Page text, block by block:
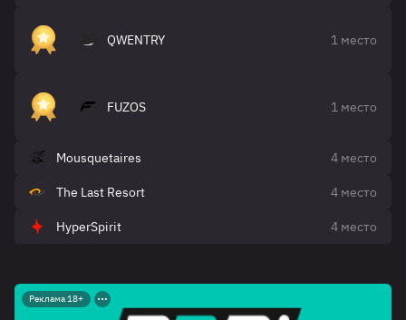
QWENTRY 1 место
FUZOS 1 место
Mousquetaires 4 место
The Last Resort 4 место
HyperSpirit 4 место
Реклама 18+